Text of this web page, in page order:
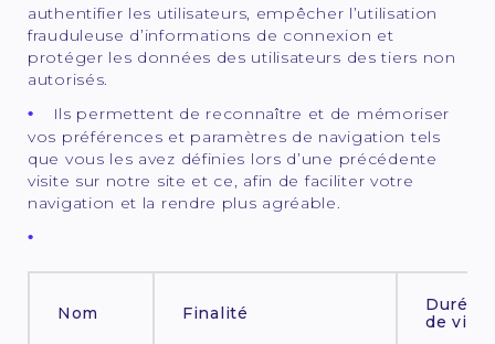
authentifier les utilisateurs, empêcher l’utilisation
frauduleuse d’informations de connexion et
protéger les données des utilisateurs des tiers non
autorisés.
Ils permettent de reconnaître et de mémoriser
vos préférences et paramètres de navigation tels
que vous les avez définies lors d’une précédente
visite sur notre site et ce, afin de faciliter votre
navigation et la rendre plus agréable.
Nom Finalité
Durée
de vie